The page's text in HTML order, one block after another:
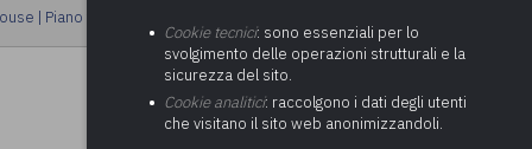
Determinazione fondo risorse
decentrate
Pratiche previdenziali
Adeguamento del sistema di
gestione documentale alle
nuove linee guida sul
documento informatico
Gestione IVA
| Piano formativo gratuito associati
Cookie tecnici: sono essenziali per lo
svolgimento delle operazioni strutturali e la
sicurezza del sito.
Cookie analitici: raccolgono i dati degli utenti
che visitano il sito web anonimizzandoli.